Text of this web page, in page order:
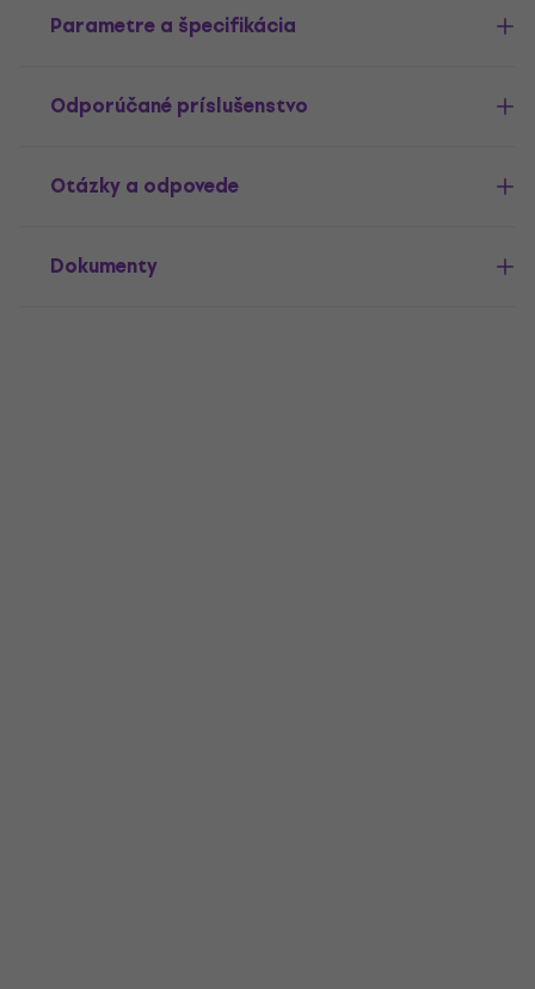
Parametre a špecifikácia
Odporúčané príslušenstvo
Otázky a odpovede
Dokumenty